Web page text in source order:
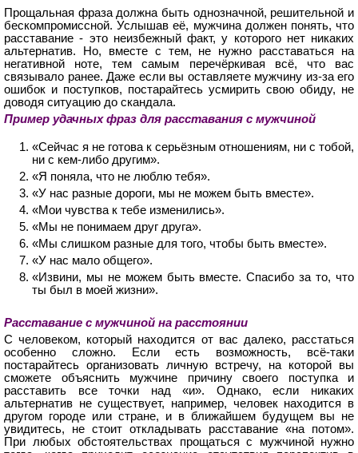
Прощальная фраза должна быть однозначной, решительной и
бескомпромиссной. Услышав её, мужчина должен понять, что
расставание - это неизбежный факт, у которого нет никаких
альтернатив. Но, вместе с тем, не нужно расставаться на
негативной ноте, тем самым перечёркивая всё, что вас
связывало ранее. Даже если вы оставляете мужчину из-за его
ошибок и поступков, постарайтесь усмирить свою обиду, не
доводя ситуацию до скандала.
Пример удачных фраз для расставания с мужчиной
«Сейчас я не готова к серьёзным отношениям, ни с тобой,
ни с кем-либо другим».
«Я поняла, что не люблю тебя».
«У нас разные дороги, мы не можем быть вместе».
«Мои чувства к тебе изменились».
«Мы не понимаем друг друга».
«Мы слишком разные для того, чтобы быть вместе».
«У нас мало общего».
«Извини, мы не можем быть вместе. Спасибо за то, что
ты был в моей жизни».
Расставание с мужчиной на расстоянии
С человеком, который находится от вас далеко, расстаться
особенно сложно. Если есть возможность, всё-таки
постарайтесь организовать личную встречу, на которой вы
сможете объяснить мужчине причину своего поступка и
расставить все точки над «и». Однако, если никаких
альтернатив не существует, например, человек находится в
другом городе или стране, и в ближайшем будущем вы не
увидитесь, не стоит откладывать расставание «на потом».
При любых обстоятельствах прощаться с мужчиной нужно